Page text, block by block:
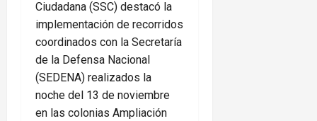
Ciudadana (SSC) destacó la
implementación de recorridos
coordinados con la Secretaría
de la Defensa Nacional
(SEDENA) realizados la
noche del 13 de noviembre
en las colonias Ampliación